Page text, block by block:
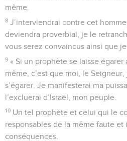
même.
8 J’interviendrai contre cet
deviendra proverbial, je le
vous serez convaincus ainsi que
9 « Si un prophète se laisse
même, c’est que moi, le Seigneur,
s’égarer. Je manifesterai ma
l’excluerai d’Israël, mon peuple.
10 Un tel prophète et celui qui le
responsables de la même faute et
conséquences.